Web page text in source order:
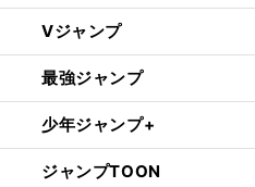
Vジャンプ
最強ジャンプ
少年ジャンプ+
ジャンプTOON